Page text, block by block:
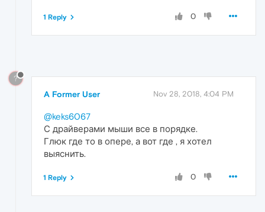
0
1 Reply
?
A Former User Nov 28, 2018, 4:04 PM
@keks6067
С драйверами мыши все в порядке.
Глюк где то в опере, а вот где , я хотел
выяснить.
0
1 Reply